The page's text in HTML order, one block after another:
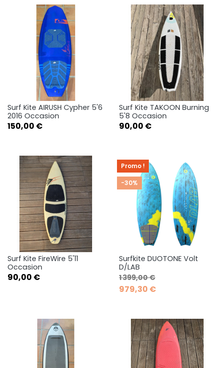
Surf Kite AIRUSH Cypher 5'6
2016 Occasion
Prix
150,00 €
Surf Kite TAKOON Burning
5'8 Occasion
Prix
90,00 €
Surf Kite FireWire 5'11
Occasion
Prix
90,00 €
Surfkite DUOTONE Volt
D/LAB
Prix de base
1 399,00 €Prix
979,30 €
Promo !
-30%